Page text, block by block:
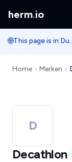
herm.io
🌐 This
Home Merken
D
Decathlon